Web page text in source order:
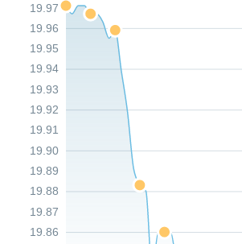
19.86
19.87
19.88
19.89
19.90
19.91
19.92
19.93
19.94
19.95
19.96
19.97